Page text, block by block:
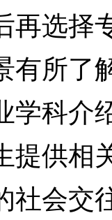
再选择
有所了
学科介
提供相
社会交